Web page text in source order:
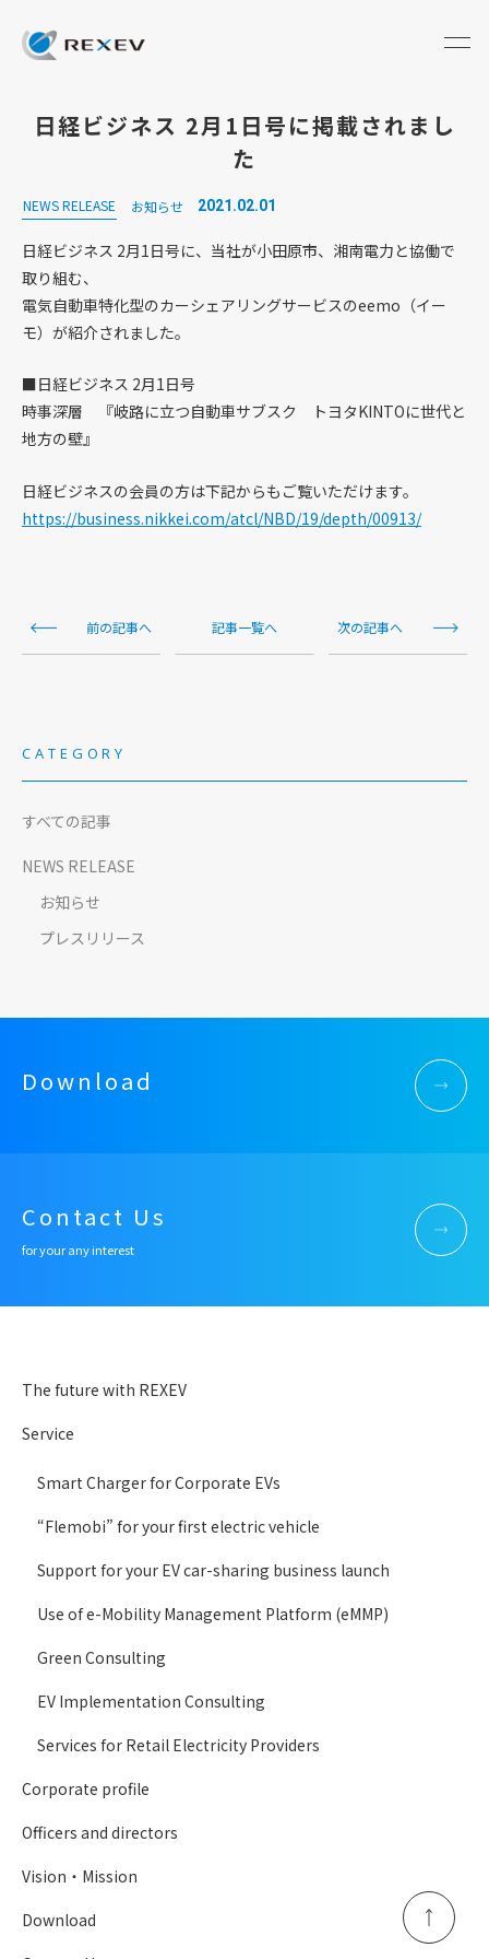
日経ビジネス 2月1日号に掲載されまし
た
NEWS RELEASE お知らせ 2021.02.01
日経ビジネス 2月1日号に、当社が小田原市、湘南電力と協働で
取り組む、
電気自動車特化型のカーシェアリングサービスのeemo（イー
モ）が紹介されました。
■日経ビジネス 2月1日号
時事深層 『岐路に立つ自動車サブスク トヨタKINTOに世代と
地方の壁』
日経ビジネスの会員の方は下記からもご覧いただけます。
https://business.nikkei.com/atcl/NBD/19/depth/00913/
前の記事へ 記事一覧へ 次の記事へ
CATEGORY
すべての記事
NEWS RELEASE
お知らせ
プレスリリース
Download
Contact Us
for your any interest
The future with REXEV
Service
Smart Charger for Corporate EVs
“Flemobi” for your first electric vehicle
Support for your EV car-sharing business launch
Use of e-Mobility Management Platform (eMMP)
Green Consulting
EV Implementation Consulting
Services for Retail Electricity Providers
Corporate profile
Officers and directors
Vision・Mission
Download